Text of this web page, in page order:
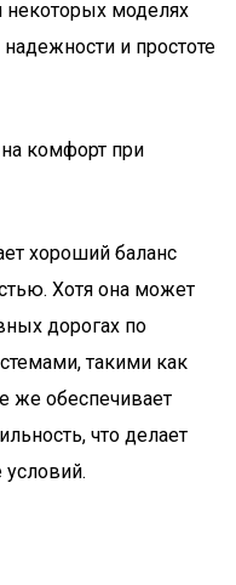
некоторых моделях
и простоте
комфорт при
хороший баланс
Хотя она может
дорогах по
такими как
же обеспечивает
что делает